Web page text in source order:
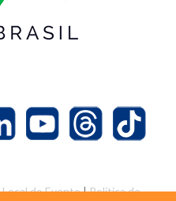
Local do Evento|Política de